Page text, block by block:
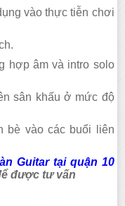
vào thực tiễn chơi
hợp âm và intro solo
sân khấu ở mức độ
bè vào các buổi liên
Guitar tại quận 10
được tư vấn